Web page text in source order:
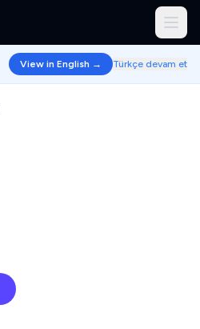
View in English → Türkçe devam et